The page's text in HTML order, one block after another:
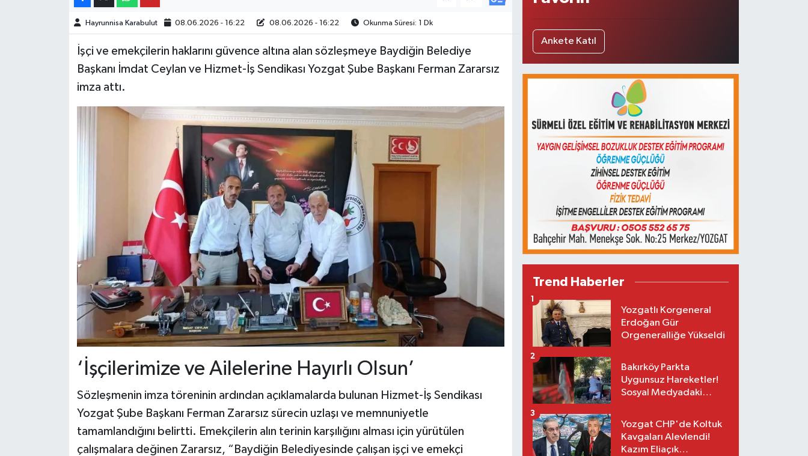
Hayrunnisa Karabulut 08.06.2026 - 16:22 08.06.2026 - 16:22 Okunma Süresi: 1 Dk
İşçi ve emekçilerin haklarını güvence altına alan sözleşmeye Baydiğin Belediye
Başkanı İmdat Ceylan ve Hizmet-İş Sendikası Yozgat Şube Başkanı Ferman Zararsız
imza attı.
‘İşçilerimize ve Ailelerine Hayırlı Olsun’
Sözleşmenin imza töreninin ardından açıklamalarda bulunan Hizmet-İş Sendikası
Yozgat Şube Başkanı Ferman Zararsız sürecin uzlaşı ve memnuniyetle
tamamlandığını belirtti. Emekçilerin alın terinin karşılığını alması için yürütülen
çalışmalara değinen Zararsız, “Baydiğin Belediyesinde çalışan işçi ve emekçi
Ankete Katıl
Trend Haberler
Yozgatlı Korgeneral
Erdoğan Gür
Orgeneralliğe Yükseldi
1
Bakırköy Parkta
Uygunsuz Hareketler!
Sosyal Medyadaki
2
Yozgat CHP'de Koltuk
Kavgaları Alevlendi!
Kazım Eliaçık
3